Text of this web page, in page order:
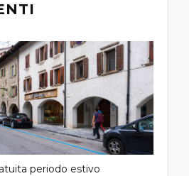
periodo estivo